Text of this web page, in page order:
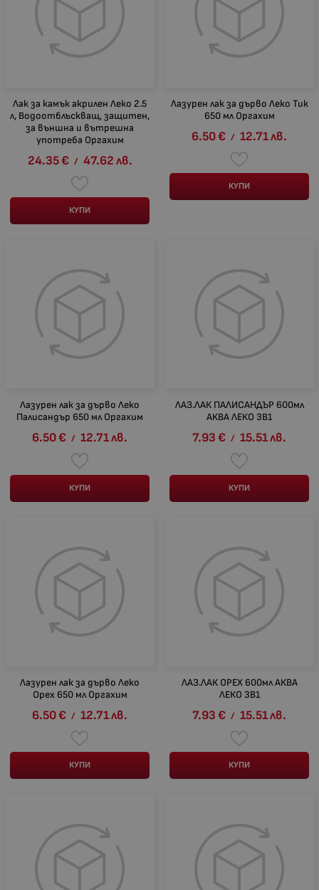
Лак за камък акрилен Леко 2.5
л, Водоотблъскващ, защитен,
за външна и вътрешна
употреба Оргахим
24.35€ / 47.62лв.
КУПИ
Лазурен лак за дърво Леко Тик
650 мл Оргахим
6.50€ / 12.71лв.
КУПИ
Лазурен лак за дърво Леко
Палисандър 650 мл Оргахим
6.50€ / 12.71лв.
КУПИ
ЛАЗ.ЛАК ПАЛИСАНДЪР 600мл
АКВА ЛЕКО 3В1
7.93€ / 15.51лв.
КУПИ
Лазурен лак за дърво Леко
Орех 650 мл Оргахим
6.50€ / 12.71лв.
КУПИ
ЛАЗ.ЛАК ОРЕХ 600мл АКВА
ЛЕКО 3В1
7.93€ / 15.51лв.
КУПИ